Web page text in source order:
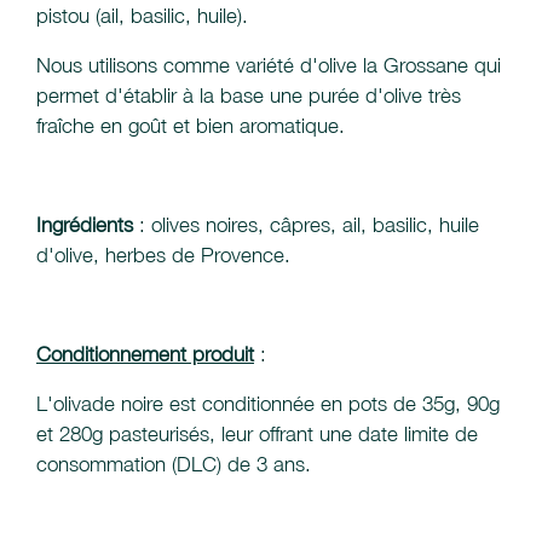
pistou (ail, basilic, huile).
Nous utilisons comme variété d'olive la Grossane qui
permet d'établir à la base une purée d'olive très
fraîche en goût et bien aromatique.
Ingrédients: olives noires, câpres, ail, basilic, huile
d'olive, herbes de Provence.
Conditionnement produit:
L'olivade noire est conditionnée en pots de 35g, 90g
et 280g pasteurisés, leur offrant une date limite de
consommation (DLC) de 3 ans.